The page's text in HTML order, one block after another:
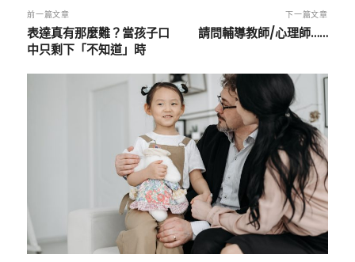
前一篇文章
表達真有那麼難？當孩子口
中只剩下「不知道」時
下一篇文章
請問輔導教師/心理師……